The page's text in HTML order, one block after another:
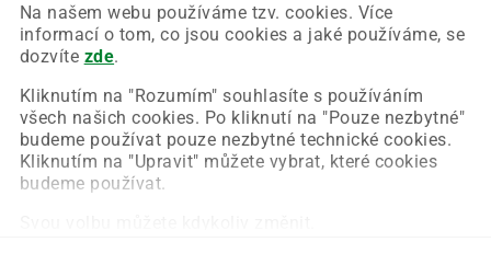
Na našem webu používáme tzv. cookies. Více
informací o tom, co jsou cookies a jaké používáme, se
dozvíte zde.
Kliknutím na "Rozumím" souhlasíte s používáním
všech našich cookies. Po kliknutí na "Pouze nezbytné"
budeme používat pouze nezbytné technické cookies.
Kliknutím na "Upravit" můžete vybrat, které cookies
budeme používat.
Chyba nastala na naší straně a už ji opravujeme.
Zkuste prosím znovu načíst požadovanou stránku.
Obnovit stránku Úvodní strana